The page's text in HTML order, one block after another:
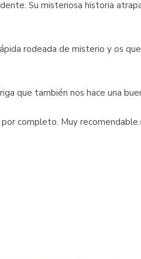
Su misteriosa historia
rodeada de misterio y os
que también nos hace una
completo. Muy